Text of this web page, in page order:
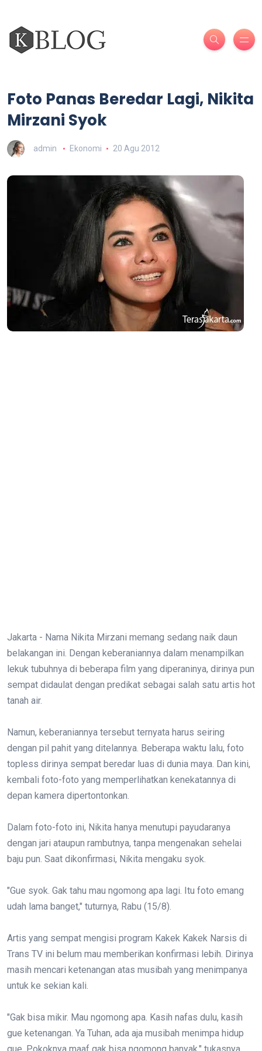
Foto Panas Beredar Lagi, Nikita
Mirzani Syok
admin Ekonomi 20 Agu 2012
Jakarta - Nama Nikita Mirzani memang sedang naik daun
belakangan ini. Dengan keberaniannya dalam menampilkan
lekuk tubuhnya di beberapa film yang diperaninya, dirinya pun
sempat didaulat dengan predikat sebagai salah satu artis hot
tanah air.
Namun, keberaniannya tersebut ternyata harus seiring
dengan pil pahit yang ditelannya. Beberapa waktu lalu, foto
topless dirinya sempat beredar luas di dunia maya. Dan kini,
kembali foto-foto yang memperlihatkan kenekatannya di
depan kamera dipertontonkan.
Dalam foto-foto ini, Nikita hanya menutupi payudaranya
dengan jari ataupun rambutnya, tanpa mengenakan sehelai
baju pun. Saat dikonfirmasi, Nikita mengaku syok.
"Gue syok. Gak tahu mau ngomong apa lagi. Itu foto emang
udah lama banget," tuturnya, Rabu (15/8).
Artis yang sempat mengisi program Kakek Kakek Narsis di
Trans TV ini belum mau memberikan konfirmasi lebih. Dirinya
masih mencari ketenangan atas musibah yang menimpanya
untuk ke sekian kali.
"Gak bisa mikir. Mau ngomong apa. Kasih nafas dulu, kasih
gue ketenangan. Ya Tuhan, ada aja musibah menimpa hidup